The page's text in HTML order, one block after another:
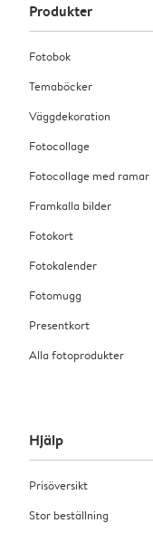
Produkter
Fotobok
Temaböcker
Väggdekoration
Fotocollage
Fotocollage med ramar
Framkalla bilder
Fotokort
Fotokalender
Fotomugg
Presentkort
Alla fotoprodukter
Hjälp
Prisöversikt
Stor beställning